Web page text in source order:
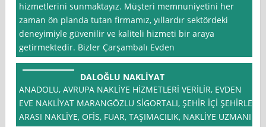
hizmetlerini sunmaktayız. Müşteri memnuniyetini her
zaman ön planda tutan firmamız, yıllardır sektördeki
deneyimiyle güvenilir ve kaliteli hizmeti bir araya
getirmektedir. Bizler Çarşambalı Evden
DALOĞLU NAKLİYAT
ANADOLU, AVRUPA NAKLİYE HİZMETLERİ VERİLİR, EVDEN
EVE NAKLİYAT MARANGÖZLU SİGORTALI, ŞEHİR İÇİ ŞEHİRLER
ARASI NAKLİYE, OFİS, FUAR, TAŞIMACILIK, NAKLİYE UZMANI